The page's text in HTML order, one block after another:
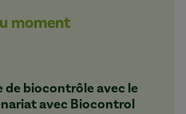
moment
de biocontrôle avec le
avec Biocontrol